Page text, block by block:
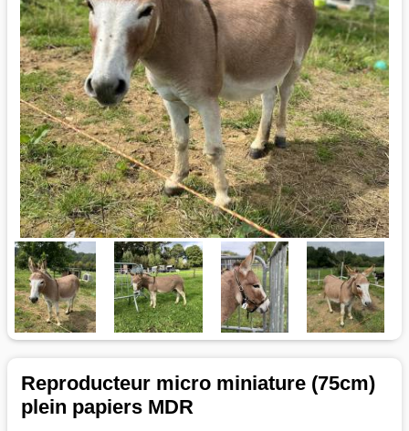
Reproducteur micro miniature (75cm)
plein papiers MDR